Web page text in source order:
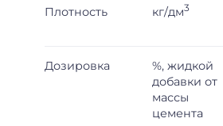
Плотность кг/дм3
Дозировка
%, жидкой
добавки от
массы
цемента